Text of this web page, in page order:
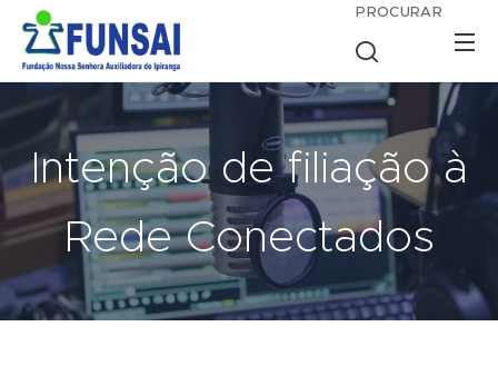
PROCURAR
Intenção de filiação à
Rede Conectados